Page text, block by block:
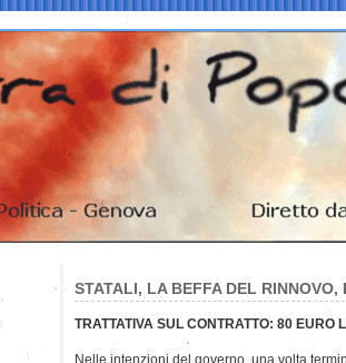
STATALI, LA BEFFA DEL RINNOVO,
TRATTATIVA SUL CONTRATTO: 80 EURO
Nelle intenzioni del governo, una volta